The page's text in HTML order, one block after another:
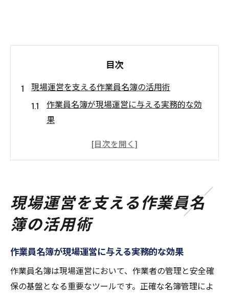
目次
現場運営を支える作業員名簿の活用術
作業員名簿が現場運営に与える実務的な効
果
愛知県の現場で重視される作業員名簿の管
作業員名簿の電子運用で情報共有を最適化
する工夫
現場必携の作業員名簿で安全管理を徹底す
る方法
愛知県における作業員名簿管理の最前線
愛知県の現場管理に適した作業員名簿の機
現場運営を支える作業員名
簿の活用術
作業員名簿が現場運営に与える実務的な効果
作業員名簿は現場運営において、作業者の管理と安全確
保の基盤となる重要なツールです。正確な名簿管理によ